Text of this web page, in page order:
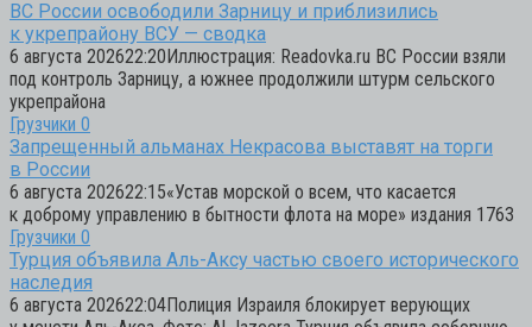
ВС России освободили Зарницу и приблизились
к укрепрайону ВСУ — сводка
6 августа 202622:20Иллюстрация: Readovka.ru ВС России взяли
под контроль Зарницу, а южнее продолжили штурм сельского
укрепрайона
Грузчики 0
Запрещенный альманах Некрасова выставят на торги
в России
6 августа 202622:15«Устав морской о всем, что касается
к доброму управлению в бытности флота на море» издания 1763
Грузчики 0
Турция объявила Аль-Аксу частью своего исторического
наследия
6 августа 202622:04Полиция Израиля блокирует верующих